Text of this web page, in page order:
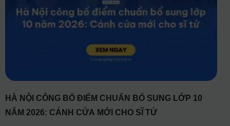
HÀ NỘI CÔNG BỐ ĐIỂM CHUẨN BỔ SUNG LỚP 10
NĂM 2026: CÁNH CỬA MỚI CHO SĨ TỬ